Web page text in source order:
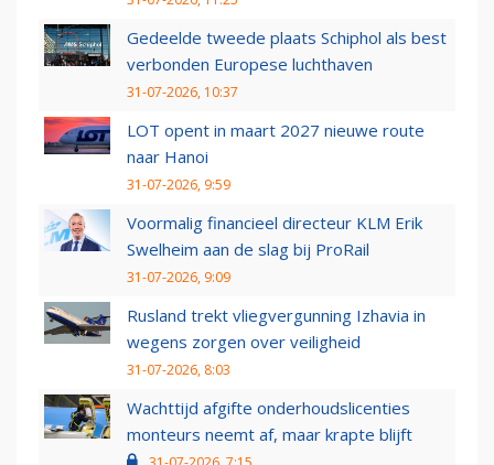
Gedeelde tweede plaats Schiphol als best
verbonden Europese luchthaven
31-07-2026, 10:37
LOT opent in maart 2027 nieuwe route
naar Hanoi
31-07-2026, 9:59
Voormalig financieel directeur KLM Erik
Swelheim aan de slag bij ProRail
31-07-2026, 9:09
Rusland trekt vliegvergunning Izhavia in
wegens zorgen over veiligheid
31-07-2026, 8:03
Wachttijd afgifte onderhoudslicenties
monteurs neemt af, maar krapte blijft